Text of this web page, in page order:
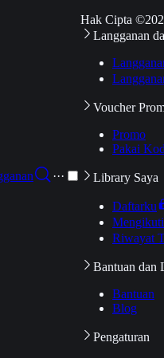
···
Hak Cipta
Langganan
Voucher
Promo
Pakai
Library Saya
Daftarku
Mengikuti
Riwayat
Bantuan dan
Bantuan
Blog
Pengaturan